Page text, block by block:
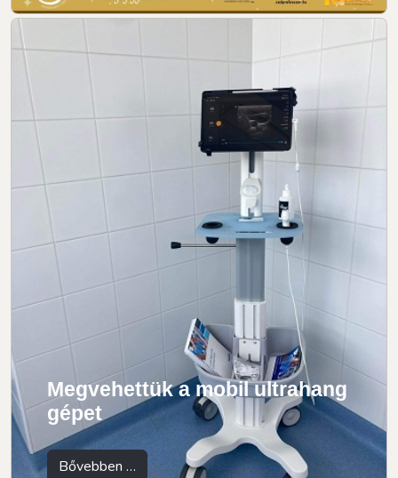
Megvehettük a mobil ultrahang
gépet
Bővebben …